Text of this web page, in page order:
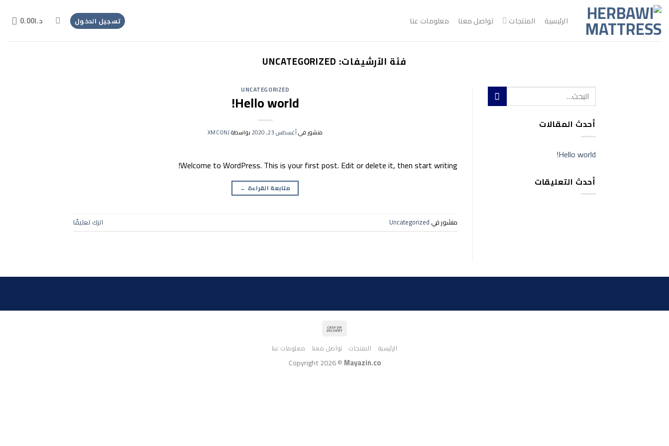
تخطي
للمحتوى
الرئيسية المنتجات تواصل معنا معلومات عنا تسجيل الدخول د.ا0.00
فئة الآرشيفات: UNCATEGORIZED
أحدث المقالات
Hello world!
أحدث التعليقات
UNCATEGORIZED
Hello world!
منشور فيأغسطس 23, 2020 بواسطةXMCONJ
Welcome to WordPress. This is your first post. Edit or delete it, then start writing!
متابعة القراءة ←
منشور في Uncategorized اترك تعليقًا
الرئيسية المنتجات تواصل معنا معلومات عنا
Copyright 2026 ©Mayazin.co